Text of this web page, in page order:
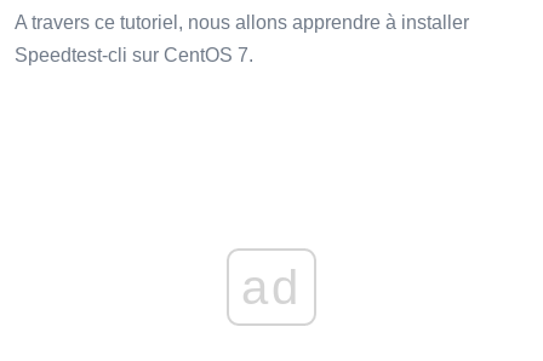
A travers ce tutoriel, nous allons apprendre à installer
Speedtest-cli sur CentOS 7.
ad